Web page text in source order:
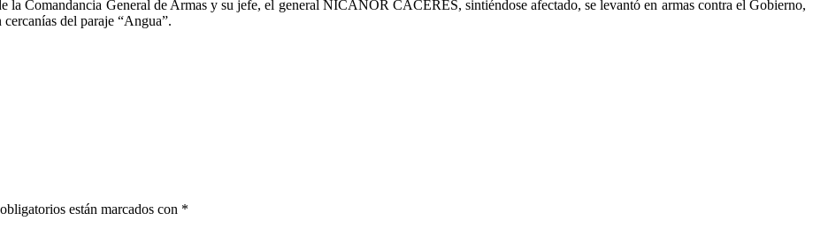
la Comandancia General de Armas y su jefe, el general NICANOR CÁCERES, sintiéndose afectado, se levantó en armas contra el Gobierno,
del paraje “Angua”.
están marcados con *